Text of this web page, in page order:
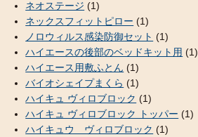
ネオステージ (1)
ネックスフィットピロー (1)
ノロウィルス感染防御セット (1)
ハイエースの後部のベッドキット用 (1)
ハイエース用敷ふとん (1)
バイオシェイプまくら (1)
ハイキュ ヴィロブロック (1)
ハイキュ ヴィロブロック トッパー (1)
ハイキュウ ヴィロブロック (1)